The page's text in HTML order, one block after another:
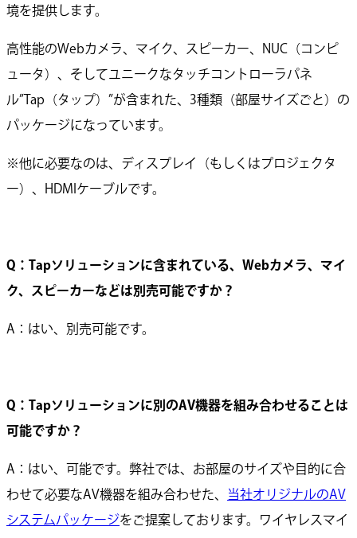
境を提供します。
高性能のWebカメラ、マイク、スピーカー、NUC（コンピ
ュータ）、そしてユニークなタッチコントローラパネ
ル”Tap（タップ）”が含まれた、3種類（部屋サイズごと）の
パッケージになっています。
※他に必要なのは、ディスプレイ（もしくはプロジェクタ
ー）、HDMIケーブルです。
Q：Tapソリューションに含まれている、Webカメラ、マイ
ク、スピーカーなどは別売可能ですか？
A：はい、別売可能です。
Q：Tapソリューションに別のAV機器を組み合わせることは
可能ですか？
A：はい、可能です。弊社では、お部屋のサイズや目的に合
わせて必要なAV機器を組み合わせた、
当社オリジナルのAV
システムパッケージをご提案しております。ワイヤレスマイ